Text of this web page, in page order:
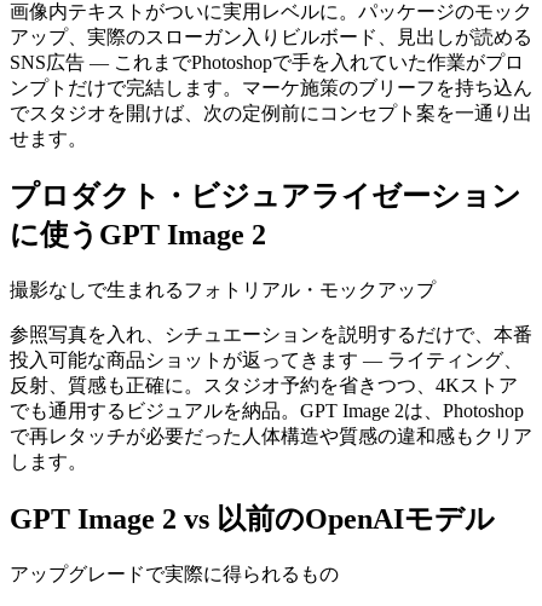
画像内テキストがついに実用レベルに。パッケージのモック
アップ、実際のスローガン入りビルボード、見出しが読める
SNS広告 — これまでPhotoshopで手を入れていた作業がプロ
ンプトだけで完結します。マーケ施策のブリーフを持ち込ん
でスタジオを開けば、次の定例前にコンセプト案を一通り出
せます。
プロダクト・ビジュアライゼーション
に使うGPT Image 2
撮影なしで生まれるフォトリアル・モックアップ
参照写真を入れ、シチュエーションを説明するだけで、本番
投入可能な商品ショットが返ってきます — ライティング、
反射、質感も正確に。スタジオ予約を省きつつ、4Kストア
でも通用するビジュアルを納品。GPT Image 2は、Photoshop
で再レタッチが必要だった人体構造や質感の違和感もクリア
します。
GPT Image 2 vs 以前のOpenAIモデル
アップグレードで実際に得られるもの